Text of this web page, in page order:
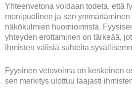
Yhteenvetona voidaan todeta, että
monipuolinen ja sen
näkökulmien huomioimista.
yhteyden erottaminen on tärkeää,
ihmisten välisiä suhteita
Fyysinen vetovoima on keskeinen
sen merkitys ulottuu laajasti